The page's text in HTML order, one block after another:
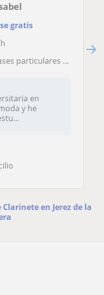
gratis
También de cualquier asignatura de educación primaria
en
y he
en Jerez de la